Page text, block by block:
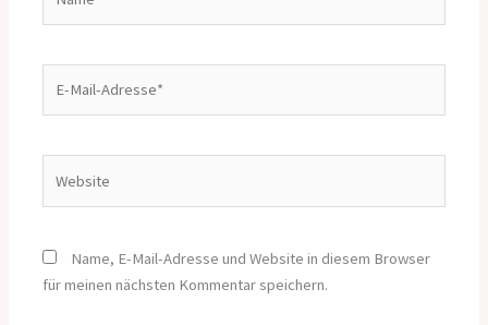
Name, E-Mail-Adresse und Website in diesem Browser
für meinen nächsten Kommentar speichern.